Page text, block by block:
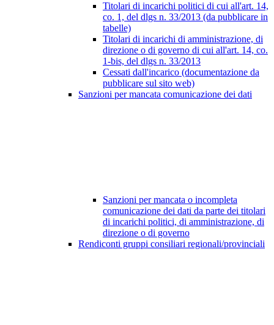
Titolari di incarichi politici di cui all'art. 14,
co. 1, del dlgs n. 33/2013 (da pubblicare in
tabelle)
Titolari di incarichi di amministrazione, di
direzione o di governo di cui all'art. 14, co.
1-bis, del dlgs n. 33/2013
Cessati dall'incarico (documentazione da
pubblicare sul sito web)
Sanzioni per mancata comunicazione dei dati
Sanzioni per mancata o incompleta
comunicazione dei dati da parte dei titolari
di incarichi politici, di amministrazione, di
direzione o di governo
Rendiconti gruppi consiliari regionali/provinciali